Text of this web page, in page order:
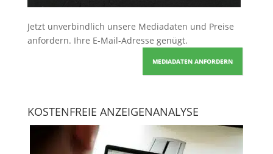
Jetzt unverbindlich unsere Mediadaten und Preise
anfordern. Ihre E-Mail-Adresse genügt.
MEDIADATEN ANFORDERN
KOSTENFREIE ANZEIGENANALYSE